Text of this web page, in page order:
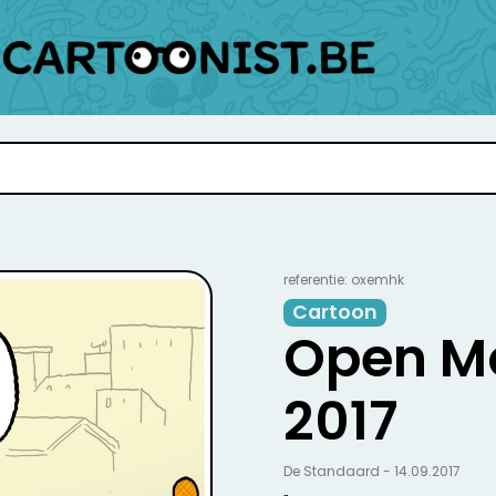
referentie: oxemhk
Cartoon
Open
2017
De Standaard - 14.09.2017